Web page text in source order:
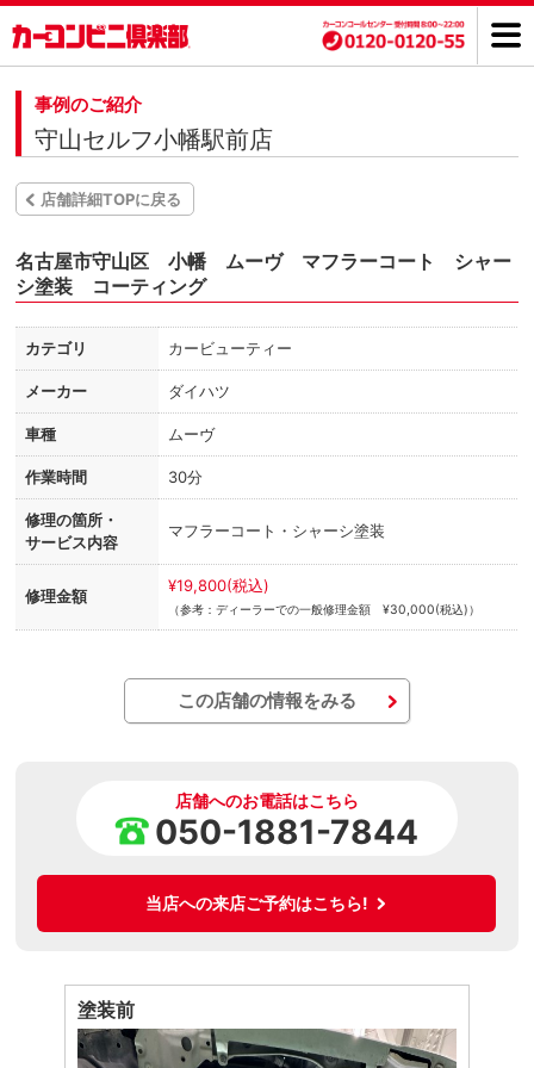
事例のご紹介
守山セルフ小幡駅前店
店舗詳細TOPに戻る
名古屋市守山区 小幡 ムーヴ マフラーコート シャー
シ塗装 コーティング
カテゴリ カービューティー
メーカー ダイハツ
車種 ムーヴ
作業時間 30分
修理の箇所・
サービス内容
マフラーコート・シャーシ塗装
修理金額
¥19,800(税込)
（参考：ディーラーでの一般修理金額 ¥30,000(税込)）
この店舗の情報をみる
店舗へのお電話はこちら
050-1881-7844
当店への来店ご予約はこちら!
塗装前